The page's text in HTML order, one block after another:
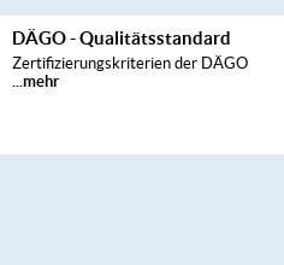
DÄGO - Qualitätsstandard
Zertifizierungskriterien der DÄGO
...mehr